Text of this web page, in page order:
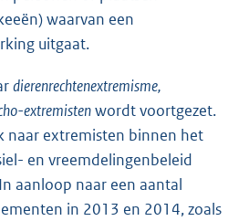
waarvan een
uitgaat.
dierenrechtenextremisme,
extremistenwordt voortgezet.
naar extremisten binnen het
en vreemdelingenbeleid
aanloop naar een aantal
in 2013 en 2014, zoals